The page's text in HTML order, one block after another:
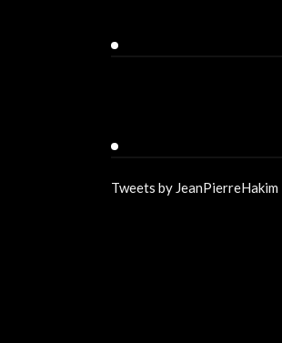
Tweets by JeanPierreHakim